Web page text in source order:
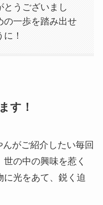
とうございまし
の一歩を踏み出せ
！
す！
がご紹介したい毎回
の中の興味を惹く
光をあて、鋭く迫